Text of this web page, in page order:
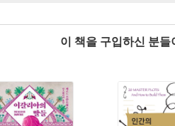
이 책을 구입하신 분